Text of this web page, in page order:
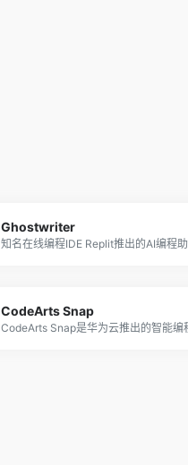
Ghostwriter
知名在线编程IDE Replit推出的AI编程
CodeArts Snap